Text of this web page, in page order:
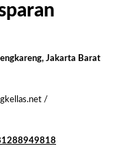
Jakarta Barat
/